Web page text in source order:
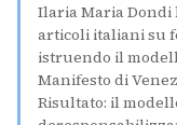
Ilaria Maria Dondi
articoli italiani su
istruendo il
Manifesto di
Risultato: il